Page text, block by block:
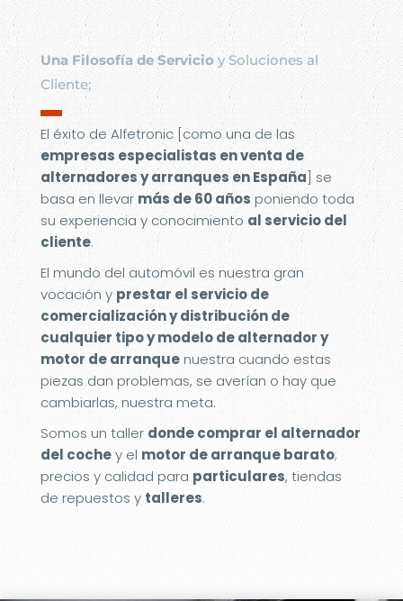
Una Filosofía de Servicioy Soluciones al
Cliente;
▬
El éxito de Alfetronic [como una de las
empresas especialistas en venta de
alternadores y arranques en España] se
basa en llevarmás de 60 añosponiendo toda
su experiencia y conocimiento al servicio del
cliente.
El mundo del automóvil es nuestra gran
vocación y prestar el servicio de
comercialización y distribución de
cualquier tipo y modelo de alternador y
motor de arranquenuestra cuando estas
piezas dan problemas, se averían o hay que
cambiarlas, nuestra meta.
Somos un taller donde comprar el alternador
del cochey el motor de arranque barato;
precios y calidad para particulares, tiendas
de repuestos y talleres.